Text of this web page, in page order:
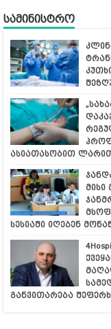
სამინისტრო
ასიათასობით
მისი
სესიაში იღებენ
განვითარება